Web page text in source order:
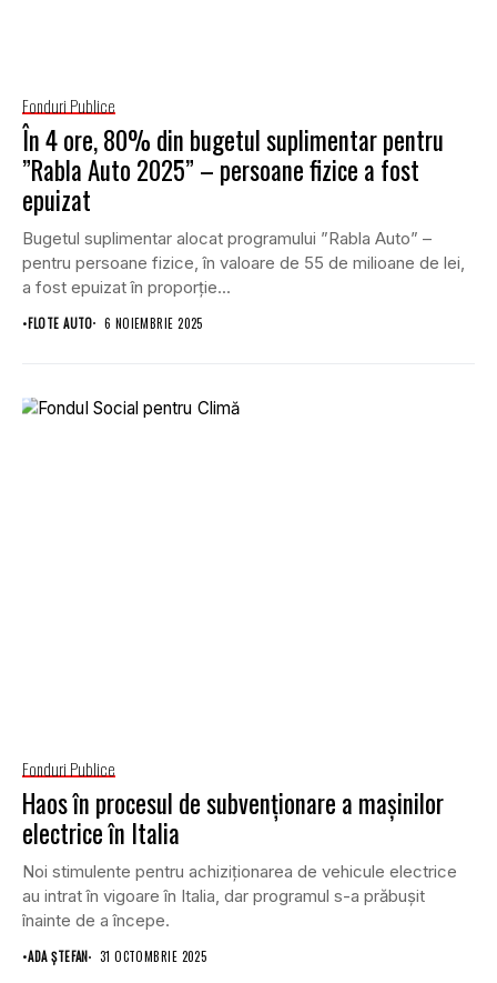
Fonduri Publice
În 4 ore, 80% din bugetul suplimentar pentru
”Rabla Auto 2025” – persoane fizice a fost
epuizat
Bugetul suplimentar alocat programului ”Rabla Auto” –
pentru persoane fizice, în valoare de 55 de milioane de lei,
a fost epuizat în proporție...
•FLOTE AUTO 6 NOIEMBRIE 2025
Fonduri Publice
Haos în procesul de subvenționare a mașinilor
electrice în Italia
Noi stimulente pentru achiziționarea de vehicule electrice
au intrat în vigoare în Italia, dar programul s-a prăbușit
înainte de a începe.
•ADA ȘTEFAN 31 OCTOMBRIE 2025